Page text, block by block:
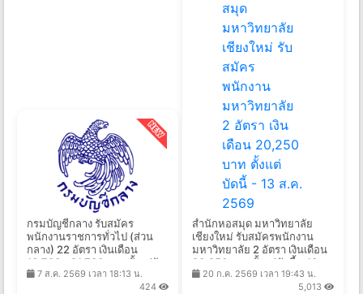
กรมบัญชีกลาง รับสมัคร
พนักงานราชการทั่วไป (ส่วน
กลาง) 22 อัตรา เงินเดือน
16,700 - 21,780 บาท ตั้งแต่วัน
ที่ 24 ส.ค. - 4 ก.ย. 2569
7 ส.ค. 2569 เวลา 18:13 น.
424
สำนักหอสมุด มหาวิทยาลัย
เชียงใหม่ รับสมัครพนักงาน
มหาวิทยาลัย 2 อัตรา เงินเดือน
20,250 บาท ตั้งแต่บัดนี้ - 13
ส.ค. 2569
20 ก.ค. 2569 เวลา 19:43 น.
5,013